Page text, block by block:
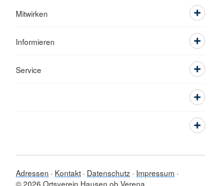
Mitwirken
Informieren
Service
Adressen Kontakt Datenschutz
Impressum
© 2026 Ortsverein Hausen ob Verena